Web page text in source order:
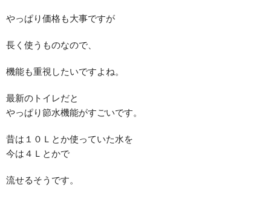
やっぱり価格も大事ですが
長く使うものなので、
機能も重視したいですよね。
最新のトイレだと
やっぱり節水機能がすごいです。
昔は１０Ｌとか使っていた水を
今は４Ｌとかで
流せるそうです。